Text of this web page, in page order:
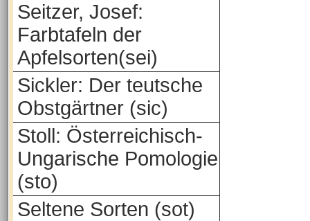
Seitzer, Josef:
Farbtafeln der
Apfelsorten(sei)
Sickler: Der teutsche
Obstgärtner (sic)
Stoll: Österreichisch-
Ungarische Pomologie
(sto)
Seltene Sorten (sot)